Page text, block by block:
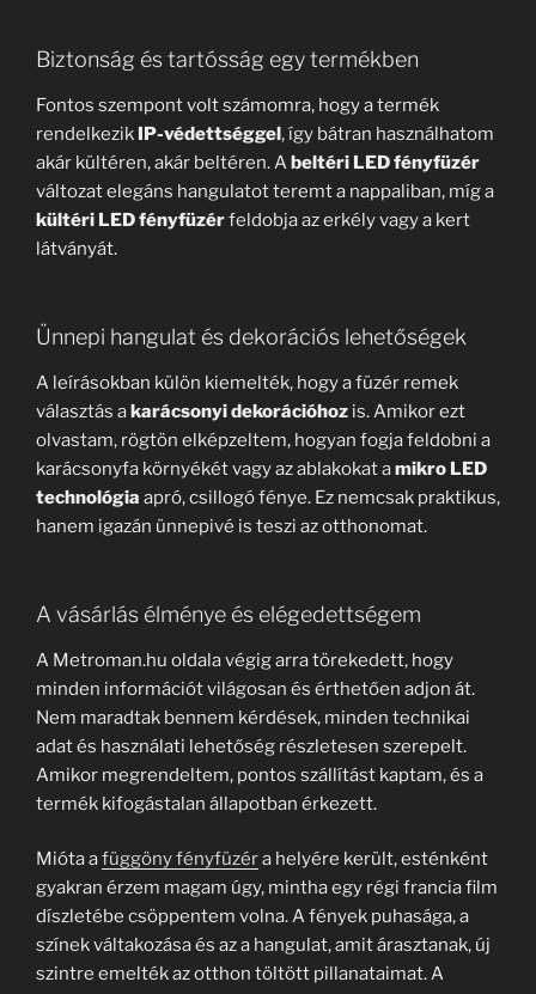
Biztonság és tartósság egy termékben
Fontos szempont volt számomra, hogy a termék
rendelkezik IP-védettséggel, így bátran használhatom
akár kültéren, akár beltéren. A beltéri LED fényfüzér
változat elegáns hangulatot teremt a nappaliban, míg a
kültéri LED fényfüzérfeldobja az erkély vagy a kert
látványát.
Ünnepi hangulat és dekorációs lehetőségek
A leírásokban külön kiemelték, hogy a füzér remek
választás akarácsonyi dekorációhoz is. Amikor ezt
olvastam, rögtön elképzeltem, hogyan fogja feldobni a
karácsonyfa környékét vagy az ablakokat amikro LED
technológia apró, csillogó fénye. Ez nemcsak praktikus,
hanem igazán ünnepivé is teszi az otthonomat.
A vásárlás élménye és elégedettségem
A Metroman.hu oldala végig arra törekedett, hogy
minden információt világosan és érthetően adjon át.
Nem maradtak bennem kérdések, minden technikai
adat és használati lehetőség részletesen szerepelt.
Amikor megrendeltem, pontos szállítást kaptam, és a
termék kifogástalan állapotban érkezett.
Mióta afüggöny fényfüzéra helyére került, esténként
gyakran érzem magam úgy, mintha egy régi francia film
díszletébe csöppentem volna. A fények puhasága, a
színek váltakozása és az a hangulat, amit árasztanak, új
szintre emelték az otthon töltött pillanataimat. A